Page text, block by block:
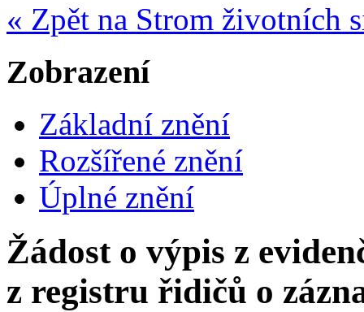
« Zpět na Strom životních
Zobrazení
Základní znění
Rozšířené znění
Úplné znění
Žádost o výpis z
z registru řidičů o